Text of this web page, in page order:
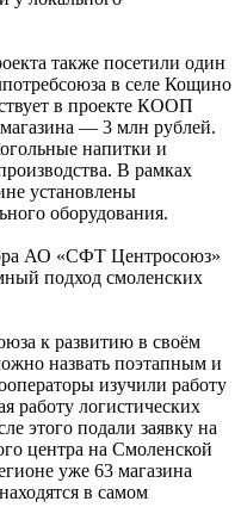
также посетили один
в селе Кощино
в проекте КООП
— 3 млн рублей.
напитки и
В рамках
установлены
оборудования.
АО «СФТ Центросоюз»
подход смоленских
к развитию в своём
назвать поэтапным и
изучили работу
работу логистических
этого подали заявку на
центра на Смоленской
уже 63 магазина
в самом